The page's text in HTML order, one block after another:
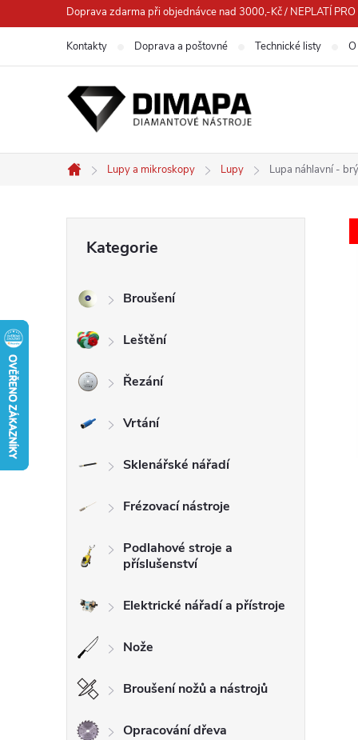
na
Doprava zdarma při objednávce nad 3000,-Kč / NEPLATÍ
Kontakty Doprava a poštovné Technické listy
Domů
Lupy a mikroskopy Lupy Lupa náhlavní -
s
a
n
n
p
n
e
kategorie
Kategorie
Broušení
Leštění
Řezání
Vrtání
Sklenářské nářadí
Frézovací nástroje
Podlahové stroje a
příslušenství
Elektrické nářadí a přístroje
Nože
Broušení nožů a nástrojů
Opracování dřeva